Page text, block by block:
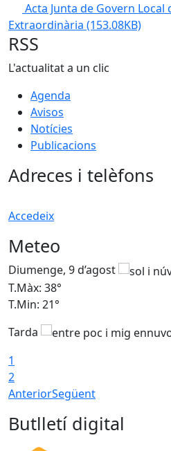
Acta Junta de Govern Local
Extraordinària (153.08KB)
RSS
L'actualitat a un clic
Agenda
Avisos
Notícies
Publicacions
Adreces i telèfons
Accedeix
Meteo
Diumenge, 9 d’agost
T.Màx: 38°
T.Min: 21°
Tarda
1
2
AnteriorSegüent
Butlletí digital